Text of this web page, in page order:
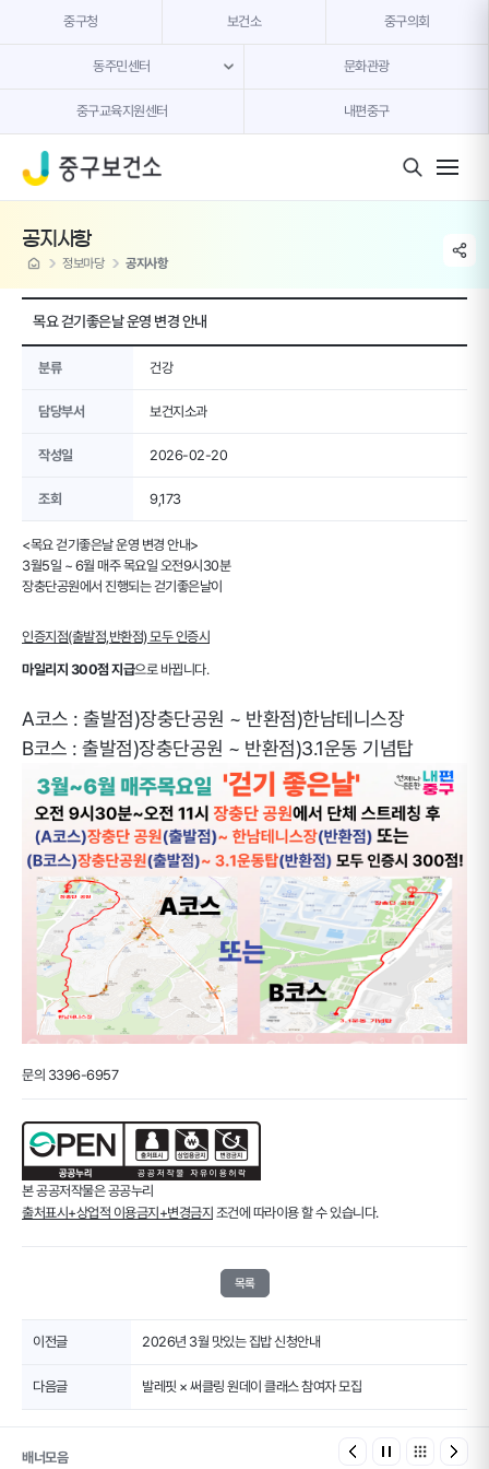
중구청 보건소 중구의회
동주민센터 문화관광
중구교육지원센터 내편중구
공지사항
home 정보마당 공지사항
share
목요 걷기좋은날 운영 변경 안내
분류 건강
담당부서 보건지소과
작성일 2026-02-20
조회 9,173
<목요 걷기좋은날 운영 변경 안내>
3월5일 ~ 6월 매주 목요일 오전9시30분
장충단공원에서 진행되는 걷기좋은날이
인증지점(출발점,반환점) 모두 인증시
마일리지 300점 지급으로 바뀝니다.
A코스 : 출발점)장충단공원 ~ 반환점)한남테니스장
B코스 : 출발점)장충단공원 ~ 반환점)3.1운동 기념탑
문의 3396-6957
본 공공저작물은 공공누리
출처표시+상업적 이용금지+변경금지 조건에 따라이용 할 수 있습니다.
목록
이전글 2026년 3월 맛있는 집밥 신청안내
다음글 발레핏 × 써클링 원데이 클래스 참여자 모집
배너모음